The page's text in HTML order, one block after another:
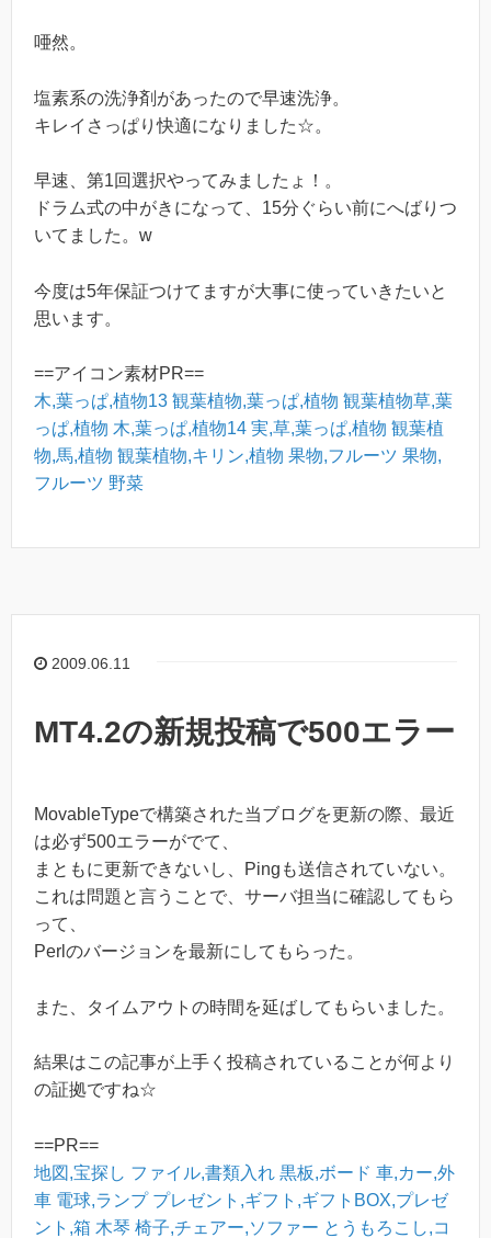
唖然。
塩素系の洗浄剤があったので早速洗浄。
キレイさっぱり快適になりました☆。
早速、第1回選択やってみましたょ！。
ドラム式の中がきになって、15分ぐらい前にへばりつ
いてました。w
今度は5年保証つけてますが大事に使っていきたいと
思います。
==アイコン素材PR==
木,葉っぱ,植物13 観葉植物,葉っぱ,植物 観葉植物草,葉
っぱ,植物 木,葉っぱ,植物14 実,草,葉っぱ,植物 観葉植
物,馬,植物 観葉植物,キリン,植物 果物,フルーツ 果物,
フルーツ 野菜
2009.06.11
MT4.2の新規投稿で500エラー
MovableTypeで構築された当ブログを更新の際、最近
は必ず500エラーがでて、
まともに更新できないし、Pingも送信されていない。
これは問題と言うことで、サーバ担当に確認してもら
って、
Perlのバージョンを最新にしてもらった。
また、タイムアウトの時間を延ばしてもらいました。
結果はこの記事が上手く投稿されていることが何より
の証拠ですね☆
==PR==
地図,宝探し ファイル,書類入れ 黒板,ボード 車,カー,外
車 電球,ランプ プレゼント,ギフト,ギフトBOX,プレゼ
ント,箱 木琴 椅子,チェアー,ソファー とうもろこし,コ